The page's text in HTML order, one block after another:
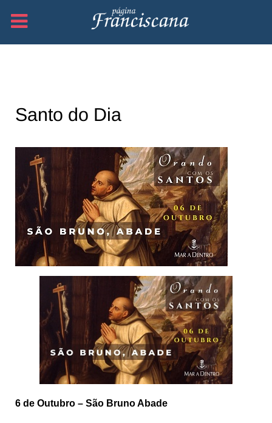
Santo do Dia
6 de Outubro – São Bruno Abade